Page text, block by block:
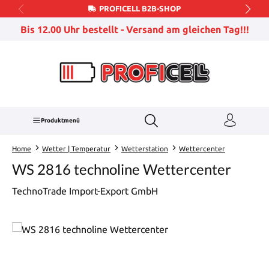
Zum Hauptinhalt springenPROFICELL B2B-SHOP
Bis 12.00 Uhr bestellt - Versand am gleichen Tag!!!
Produktmenü
Home Wetter | Temperatur Wetterstation Wettercenter
WS 2816 technoline Wettercenter
TechnoTrade Import-Export GmbH